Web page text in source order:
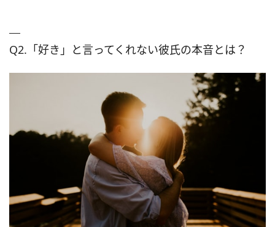
Q2.「好き」と言ってくれない彼氏の本音とは？